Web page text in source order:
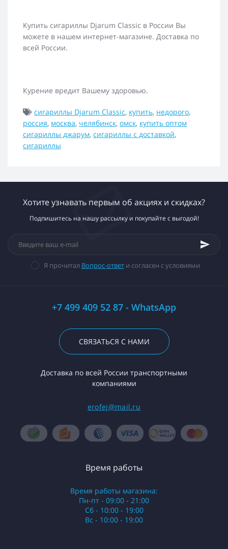
Купить сигариллы Djarum Classic в России Вы
можете в нашем интернет-магазине. Доставка по
всей России.
Курение вредит Вашему здоровью.
сигариллы Djarum Classic, купить, недорого,
россия, москва, челябинск, омск, купить оптом
сигариллы джарум, сигариллы с доставкой,
сигариллы
Хотите узнавать первым об акциях и скидках?
Подпишитесь на нашу рассылку и покупайте с выгодой!
Я прочитал Вопрос-ответи согласен с условиями
+7 499 409 52 87 - WhatsApp
СВЯЗАТЬСЯ С НАМИ
Доставка по всей России транспортными
компаниями
erofej@mail.ru
Время работы
Время работы магазина:
Пн-пт - 09:00 - 21:00
Сб - 10:00 - 19:00
Вс - 10:00 - 19:00